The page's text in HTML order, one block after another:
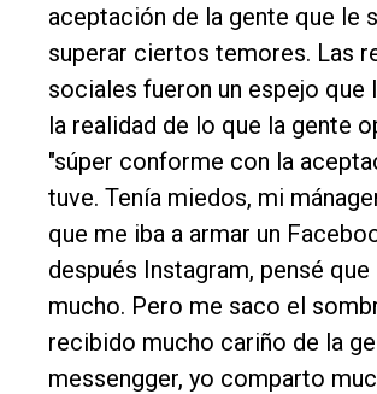
aceptación de la gente que le
superar ciertos temores. Las
sociales fueron un espejo que
la realidad de lo que la gente
"súper conforme con la
tuve. Tenía miedos, mi
que me iba a armar un
después Instagram, pensé que
mucho. Pero me saco el
recibido mucho cariño de la
messengger, yo comparto